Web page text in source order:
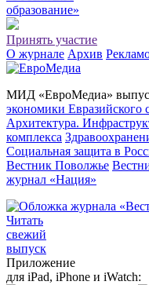
образование»
Принять участие
О журнале Архив
МИД «ЕвроМедиа»
экономики Евразийского
Архитектура.
комплекса
Социальная защита в
Вестник Поволжье
журнал «Нация»
Читать
свежий
выпуск
Приложение
для iPad, iPhone и iWatch: